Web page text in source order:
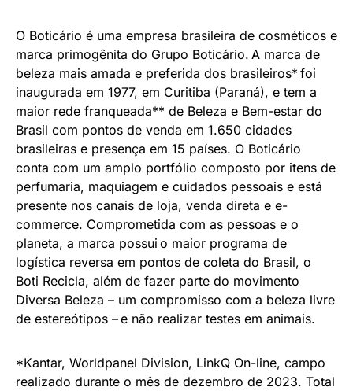
O Boticário é uma empresa brasileira de cosméticos e
marca primogênita do Grupo Boticário. A marca de
beleza mais amada e preferida dos brasileiros* foi
inaugurada em 1977, em Curitiba (Paraná), e tem a
maior rede franqueada** de Beleza e Bem-estar do
Brasil com pontos de venda em 1.650 cidades
brasileiras e presença em 15 países. O Boticário
conta com um amplo portfólio composto por itens de
perfumaria, maquiagem e cuidados pessoais e está
presente nos canais de loja, venda direta e e-
commerce. Comprometida com as pessoas e o
planeta, a marca possui o maior programa de
logística reversa em pontos de coleta do Brasil, o
Boti Recicla, além de fazer parte do movimento
Diversa Beleza – um compromisso com a beleza livre
de estereótipos – e não realizar testes em animais.
*Kantar, Worldpanel Division, LinkQ On-line, campo
realizado durante o mês de dezembro de 2023. Total